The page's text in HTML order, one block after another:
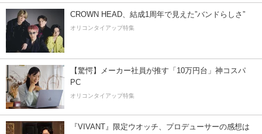
CROWN HEAD、結成1周年で見えた”バンドらしさ”
オリコンタイアップ特集
【驚愕】メーカー社員が推す「10万円台」神コスパ
PC
オリコンタイアップ特集
『VIVANT』限定ウオッチ、プロデューサーの感想は